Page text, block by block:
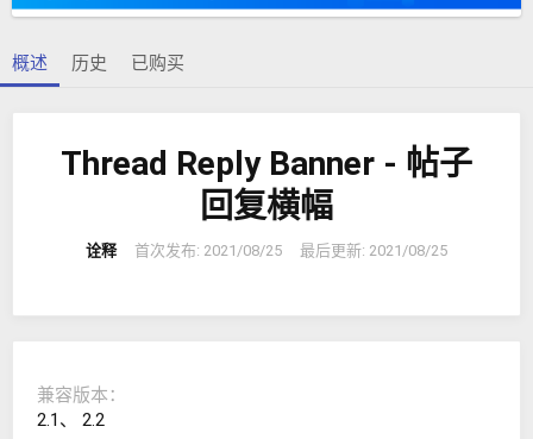
概述 历史 已购买
Thread Reply Banner - 帖子
回复横幅
诠释 首次发布: 2021/08/25 最后更新: 2021/08/25
兼容版本
2.1
2.2